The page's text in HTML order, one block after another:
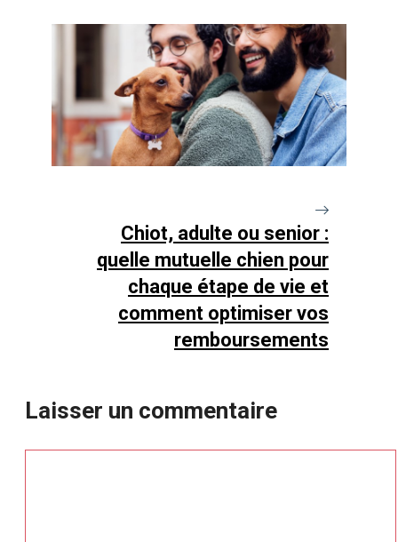
Chiot, adulte ou senior :
quelle mutuelle chien pour
chaque étape de vie et
comment optimiser vos
remboursements
Laisser un commentaire